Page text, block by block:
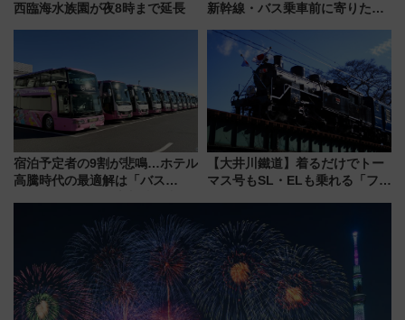
西臨海水族園が夜8時まで延長
新幹線・バス乗車前に寄りたい
やり＆スタミナグルメ」6選【新
店舗も！】
宿泊予定者の9割が悲鳴…ホテル
高騰時代の最適解は「バス
した、推し活遠征や観光時のリ
アルな懐事情
【大井川鐵道】着るだけでトー
マス号もSL・ELも乗れる「フリ